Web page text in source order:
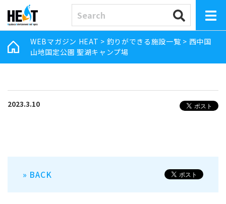
WEBマガジン HEAT > 釣りができる施設一覧 > 西中国
山地国定公園 聖湖キャンプ場
2023.3.10
» BACK